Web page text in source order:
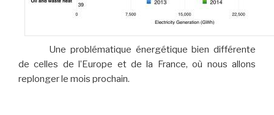
Une problématique énergétique bien différente
de celles de l’Europe et de la France, où nous allons
replonger le mois prochain.